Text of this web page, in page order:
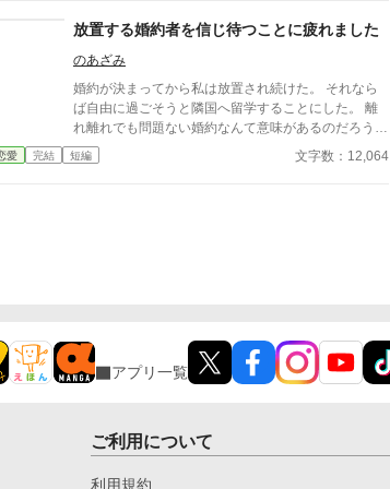
傷を負い、絶望の中にいたミラアニアでしたが――そ
んな彼女のもとに、隣国に留学していた年下の幼馴
染・ザルテアンが現れたことで彼女の日常は一変する
こととなるのでした。 そして同じくザルテアンの
帰国を切っ掛けにして、元婚約者ライオリードには複
数の不幸が訪れることとなるのでした。
放置する婚約者を信じ待つことに疲れました
のあざみ
婚約が決まってから私は放置され続けた。 それなら
ば自由に過ごそうと隣国へ留学することにした。 離
れ離れでも問題ない婚約なんて意味があるのだろう
か。
愛 完結 短編 文字数：12,064
アプリ一覧
ご利用について
利用規約